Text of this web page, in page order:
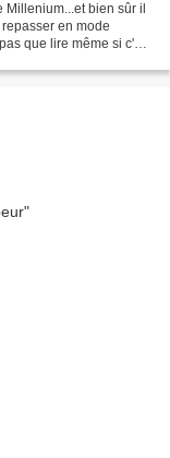
bien sûr il
en mode
que lire même si c'est